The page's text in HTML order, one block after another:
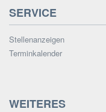
SERVICE
Stellenanzeigen
Terminkalender
WEITERES